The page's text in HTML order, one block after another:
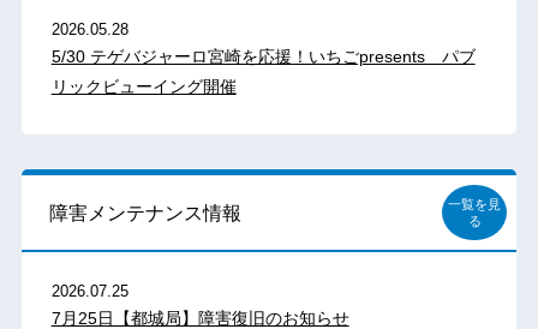
2026.05.28
5/30 テゲバジャーロ宮崎を応援！いちごpresents パブ
リックビューイング開催
障害メンテナンス情報
一覧を見
る
2026.07.25
7月25日【都城局】障害復旧のお知らせ